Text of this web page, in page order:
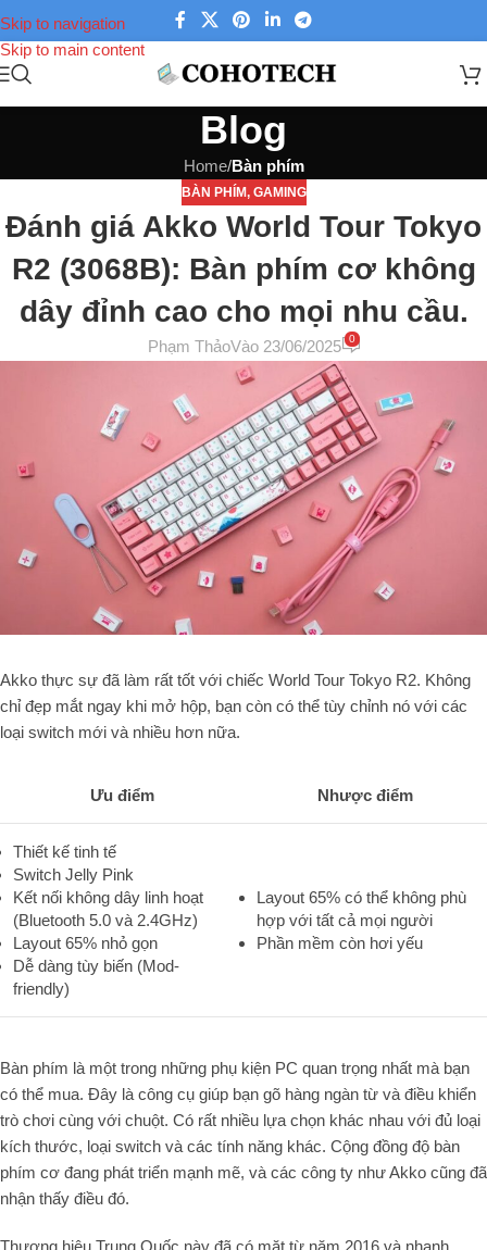
Skip to navigation
Skip to main content
Blog
Home/Bàn phím
BÀN PHÍM, GAMING
Đánh giá Akko World Tour Tokyo
R2 (3068B): Bàn phím cơ không
dây đỉnh cao cho mọi nhu cầu.
Phạm ThảoVào 23/06/2025 0
Akko thực sự đã làm rất tốt với chiếc World Tour Tokyo R2. Không
chỉ đẹp mắt ngay khi mở hộp, bạn còn có thể tùy chỉnh nó với các
loại switch mới và nhiều hơn nữa.
Ưu điểm Nhược điểm
Thiết kế tinh tế
Switch Jelly Pink
Kết nối không dây linh hoạt
(Bluetooth 5.0 và 2.4GHz)
Layout 65% nhỏ gọn
Dễ dàng tùy biến (Mod-
friendly)
Layout 65% có thể không phù
hợp với tất cả mọi người
Phần mềm còn hơi yếu
Bàn phím là một trong những phụ kiện PC quan trọng nhất mà bạn
có thể mua. Đây là công cụ giúp bạn gõ hàng ngàn từ và điều khiển
trò chơi cùng với chuột. Có rất nhiều lựa chọn khác nhau với đủ loại
kích thước, loại switch và các tính năng khác. Cộng đồng độ bàn
phím cơ đang phát triển mạnh mẽ, và các công ty như Akko cũng đã
nhận thấy điều đó.